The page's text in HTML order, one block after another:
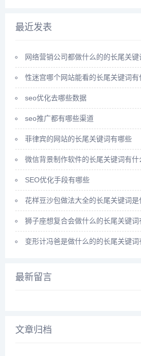
语,速记成语,记成语的方法有...
最近发表
网络营销公司都做什么的的长尾关键
性迷宫哪个网站能看的长尾关键词有
seo优化去哪些数据
seo推广都有哪些渠道
菲律宾的网站的长尾关键词有哪些
微信背景制作软件的长尾关键词有什
SEO优化手段有哪些
花样豆沙包做法大全的长尾关键词是
狮子座想复合会做什么的长尾关键词
变形计冯爸是做什么的的长尾关键词
最新留言
文章归档